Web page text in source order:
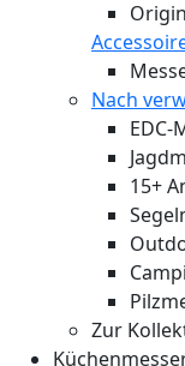
Nach
EDC-
15+
Zur